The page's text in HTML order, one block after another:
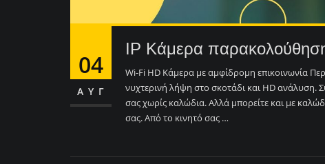
IP Κάμερα
04
ΑΥΓ
Wi-Fi HD Κάμερα με αμφίδρομη επικοινωνία
νυχτερινή λήψη στο σκοτάδι και HD ανάλυση.
σας χωρίς καλώδια. Αλλά μπορείτε και με
σας. Από το κινητό σας …